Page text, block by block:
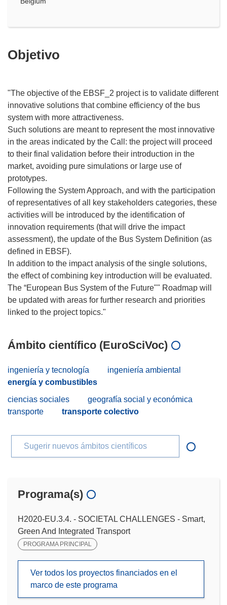
Objetivo
"The objective of the EBSF_2 project is to validate different
innovative solutions that combine efficiency of the bus
system with more attractiveness.
Such solutions are meant to represent the most innovative
in the areas indicated by the Call: the project will proceed
to their final validation before their introduction in the
market, avoiding pure simulations or large use of
prototypes.
Following the System Approach, and with the participation
of representatives of all key stakeholders categories, these
activities will be introduced by the identification of
innovation requirements (that will drive the impact
assessment), the update of the Bus System Definition (as
defined in EBSF).
In addition to the impact analysis of the single solutions,
the effect of combining key introduction will be evaluated.
The “European Bus System of the Future"" Roadmap will
be updated with areas for further research and priorities
Ámbito científico (EuroSciVoc)
ingeniería y tecnología
ingeniería ambiental
energía y combustibles
ciencias sociales
geografía social y económica
transporte
transporte colectivo
Sugerir nuevos ámbitos científicos
Programa(s)
H2020-EU.3.4. - SOCIETAL CHALLENGES - Smart,
Green And Integrated Transport
PROGRAMA PRINCIPAL
Ver todos los proyectos financiados en el
marco de este programa